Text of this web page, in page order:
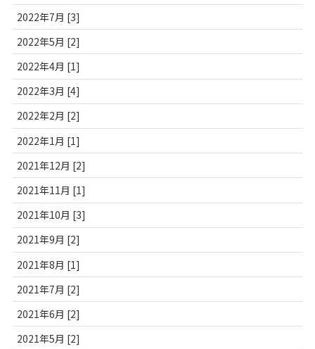
2022年7月 [3]
2022年5月 [2]
2022年4月 [1]
2022年3月 [4]
2022年2月 [2]
2022年1月 [1]
2021年12月 [2]
2021年11月 [1]
2021年10月 [3]
2021年9月 [2]
2021年8月 [1]
2021年7月 [2]
2021年6月 [2]
2021年5月 [2]